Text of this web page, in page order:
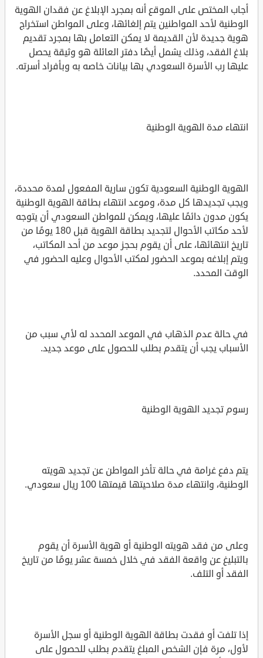
أجاب المختص على الموقع أنه بمجرد الإبلاغ عن فقدان الهوية
الوطنية لأحد المواطنين يتم إلغائها، وعلى المواطن استخراج
هوية جديدة لأن القديمة لا يمكن التعامل بها بمجرد تقديم
بلاغ الفقد، وذلك يشمل أيضًا دفتر العائلة هو وثيقة يحصل
عليها رب الأسرة السعودي بها بيانات خاصه به وبأفراد أسرته.
انتهاء مدة الهوية الوطنية
الهوية الوطنية السعودية تكون سارية المفعول لمدة محددة،
ويجب تجديدها كل مدة، وموعد انتهاء بطاقة الهوية الوطنية
يكون مدون دائمًا عليها، ويمكن للمواطن السعودي أن يتوجه
لأحد مكاتب الأحوال لتجديد بطاقة الهوية قبل 180 يومًا من
تاريخ انتهائها، على أن يقوم بحجز موعد من أحد المكاتب،
ويتم إبلاغه بموعد الحضور لمكتب الأحوال وعليه الحضور في
الوقت المحدد.
في حالة عدم الذهاب في الموعد المحدد له لأي سبب من
الأسباب يجب أن يتقدم بطلب للحصول على موعد جديد.
رسوم تجديد الهوية الوطنية
يتم دفع غرامة في حالة تأخر المواطن عن تجديد هويته
الوطنية، وانتهاء مدة صلاحيتها قيمتها 100 ريال سعودي.
وعلى من فقد هويته الوطنية أو هوية الأسرة أن يقوم
بالتبليغ عن واقعة الفقد في خلال خمسة عشر يومًا من تاريخ
الفقد أو التلف.
إذا تلفت أو فقدت بطاقة الهوية الوطنية أو سجل الأسرة
لأول، مرة فإن الشخص المبلغ يتقدم بطلب للحصول على